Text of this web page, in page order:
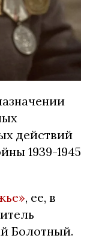
действий
1939-1945
, ее, в
Болотный.